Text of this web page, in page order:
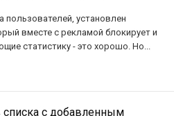
установлен
вместе с рекламой блокирует и
статистику - это хорошо. Но...
с добавленным